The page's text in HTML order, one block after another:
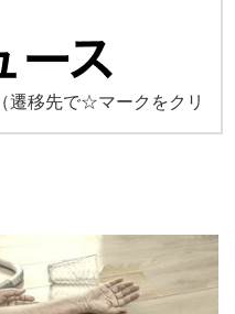
（遷移先で☆マークをクリ